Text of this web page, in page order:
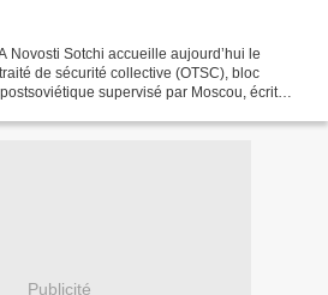
Novosti Sotchi accueille aujourd’hui le
de sécurité collective (OTSC), bloc
supervisé par Moscou, écrit
Publicité